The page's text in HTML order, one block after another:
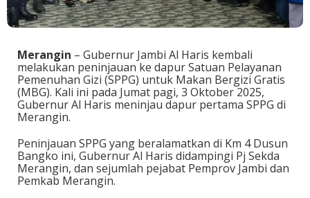
Merangin – Gubernur Jambi Al Haris kembali
melakukan peninjauan ke dapur Satuan Pelayanan
Pemenuhan Gizi (SPPG) untuk Makan Bergizi Gratis
(MBG). Kali ini pada Jumat pagi, 3 Oktober 2025,
Gubernur Al Haris meninjau dapur pertama SPPG di
Merangin.
Peninjauan SPPG yang beralamatkan di Km 4 Dusun
Bangko ini, Gubernur Al Haris didampingi Pj Sekda
Merangin, dan sejumlah pejabat Pemprov Jambi dan
Pemkab Merangin.